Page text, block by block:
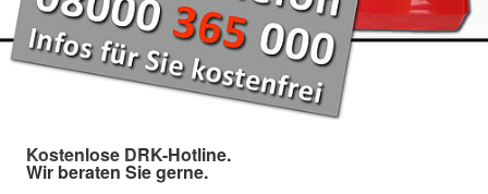
Kostenlose DRK-Hotline.
Wir beraten Sie gerne.